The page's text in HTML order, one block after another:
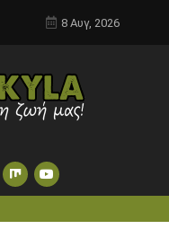
8 Αυγ, 2026